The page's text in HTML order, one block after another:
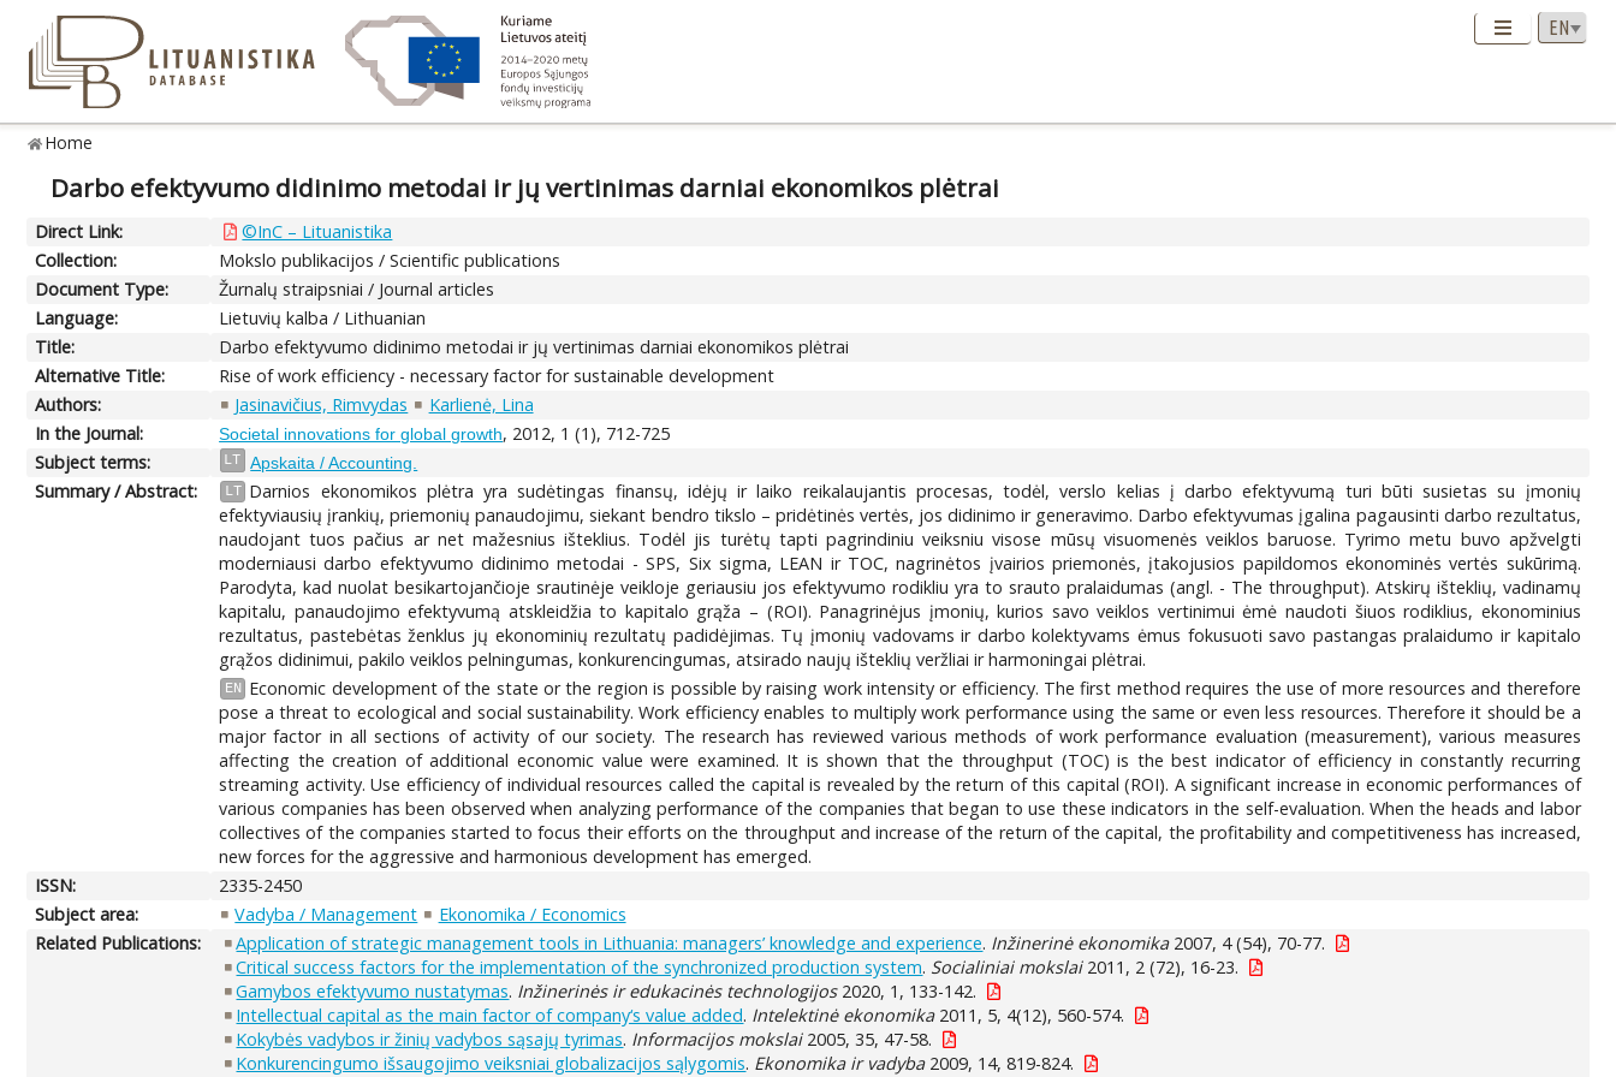
Home
Darbo efektyvumo didinimo metodai ir jų vertinimas darniai ekonomikos plėtrai
Direct Link:
©InC – Lituanistika
Collection:
Mokslo publikacijos / Scientific publications
Document Type:
Žurnalų straipsniai / Journal articles
Language:
Lietuvių kalba / Lithuanian
Title:
Darbo efektyvumo didinimo metodai ir jų vertinimas darniai ekonomikos plėtrai
Alternative Title:
Rise of work efficiency - necessary factor for sustainable development
Authors:
Jasinavičius, Rimvydas
Karlienė, Lina
In the Journal:
Societal innovations for global growth, 2012, 1 (1), 712-725
Subject terms:
LT Apskaita / Accounting.
Summary / Abstract: LT Darnios ekonomikos plėtra yra sudėtingas finansų, idėjų ir laiko reikalaujantis procesas, todėl, verslo kelias į darbo efektyvumą turi būti susietas su įmonių
efektyviausių įrankių, priemonių panaudojimu, siekant bendro tikslo – pridėtinės vertės, jos didinimo ir generavimo. Darbo efektyvumas įgalina pagausinti darbo rezultatus,
naudojant tuos pačius ar net mažesnius išteklius. Todėl jis turėtų tapti pagrindiniu veiksniu visose mūsų visuomenės veiklos baruose. Tyrimo metu buvo apžvelgti
moderniausi darbo efektyvumo didinimo metodai - SPS, Six sigma, LEAN ir TOC, nagrinėtos įvairios priemonės, įtakojusios papildomos ekonominės vertės sukūrimą.
Parodyta, kad nuolat besikartojančioje srautinėje veikloje geriausiu jos efektyvumo rodikliu yra to srauto pralaidumas (angl. - The throughput). Atskirų išteklių, vadinamų
kapitalu, panaudojimo efektyvumą atskleidžia to kapitalo grąža – (ROI). Panagrinėjus įmonių, kurios savo veiklos vertinimui ėmė naudoti šiuos rodiklius, ekonominius
rezultatus, pastebėtas ženklus jų ekonominių rezultatų padidėjimas. Tų įmonių vadovams ir darbo kolektyvams ėmus fokusuoti savo pastangas pralaidumo ir kapitalo
grąžos didinimui, pakilo veiklos pelningumas, konkurencingumas, atsirado naujų išteklių veržliai ir harmoningai plėtrai.
EN
Economic development of the state or the region is possible by raising work intensity or efficiency. The first method requires the use of more resources and therefore
pose a threat to ecological and social sustainability. Work efficiency enables to multiply work performance using the same or even less resources. Therefore it should be a
major factor in all sections of activity of our society. The research has reviewed various methods of work performance evaluation (measurement), various measures
affecting the creation of additional economic value were examined. It is shown that the throughput (TOC) is the best indicator of efficiency in constantly recurring
streaming activity. Use efficiency of individual resources called the capital is revealed by the return of this capital (ROI). A significant increase in economic performances of
various companies has been observed when analyzing performance of the companies that began to use these indicators in the self-evaluation. When the heads and labor
collectives of the companies started to focus their efforts on the throughput and increase of the return of the capital, the profitability and competitiveness has increased,
new forces for the aggressive and harmonious development has emerged.
ISSN:
2335-2450
Subject area:
Vadyba / Management
Ekonomika / Economics
Related Publications:
Application of strategic management tools in Lithuania: managers’ knowledge and experience. Inžinerinė ekonomika2007, 4 (54), 70-77.
Critical success factors for the implementation of the synchronized production system. Socialiniai mokslai2011, 2 (72), 16-23.
Gamybos efektyvumo nustatymas. Inžinerinės ir edukacinės technologijos2020, 1, 133-142.
Intellectual capital as the main factor of company‘s value added. Intelektinė ekonomika2011, 5, 4(12), 560-574.
Kokybės vadybos ir žinių vadybos sąsajų tyrimas. Informacijos mokslai2005, 35, 47-58.
Konkurencingumo išsaugojimo veiksniai globalizacijos sąlygomis. Ekonomika ir vadyba2009, 14, 819-824.